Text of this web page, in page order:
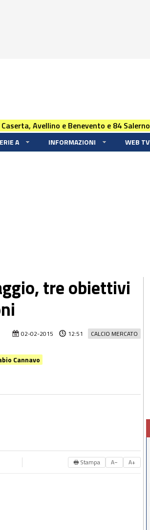
Avellino e Benevento e 84 Salerno
A INFORMAZIONI WEB TV
tre obiettivi
CALCIO MERCATO
02-02-2015 12:51
Cannavo
🖶 Stampa A− A+